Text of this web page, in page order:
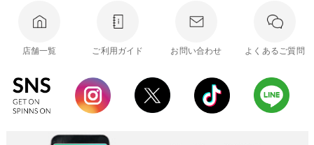
店舗一覧 ご利用ガイド お問い合わせ よくあるご質問